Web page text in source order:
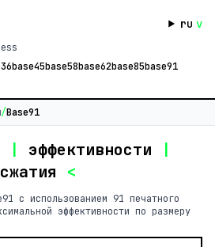
ru v
base45base58base62base85base91
/Base91
| эффективности
|
сжатия <
с использованием 91 печатного
эффективности по размеру